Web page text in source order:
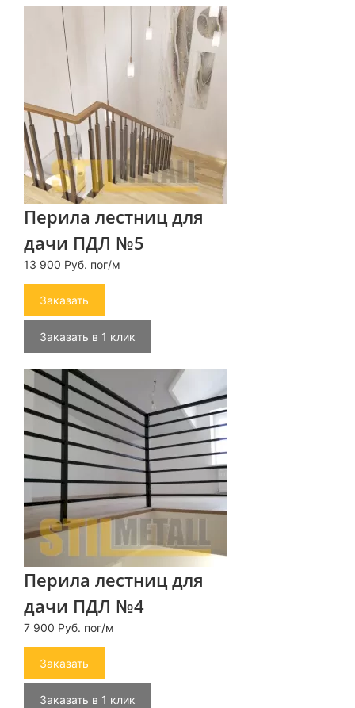
Перила лестниц для
дачи ПДЛ №5
13 900 Руб. пог/м
Заказать
Заказать в 1 клик
Перила лестниц для
дачи ПДЛ №4
7 900 Руб. пог/м
Заказать
Заказать в 1 клик